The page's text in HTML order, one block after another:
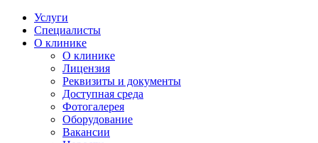
Услуги
Специалисты
О клинике
О клинике
Лицензия
Реквизиты и документы
Доступная среда
Фотогалерея
Оборудование
Вакансии